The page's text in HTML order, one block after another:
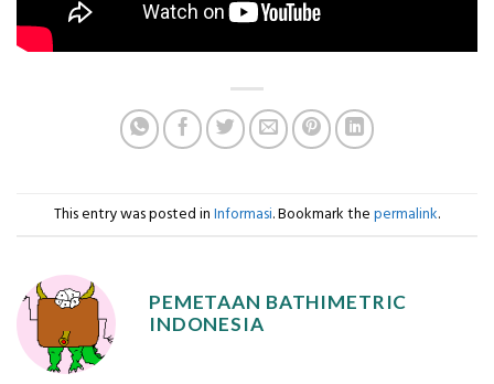
This entry was posted in Informasi. Bookmark the permalink.
PEMETAAN BATHIMETRIC
INDONESIA